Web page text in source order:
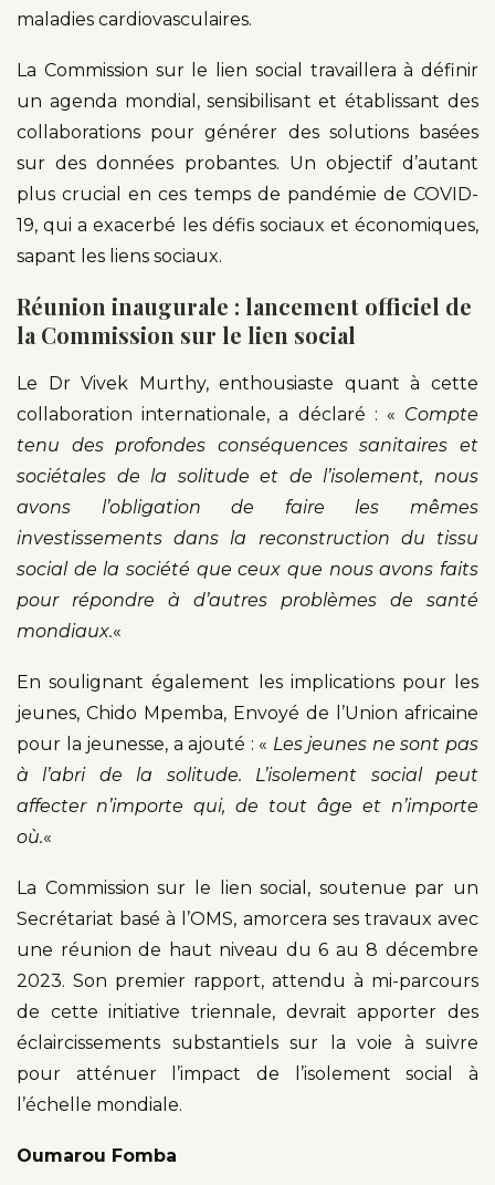
maladies cardiovasculaires.
La Commission sur le lien social travaillera à définir
un agenda mondial, sensibilisant et établissant des
collaborations pour générer des solutions basées
sur des données probantes. Un objectif d’autant
plus crucial en ces temps de pandémie de COVID-
19, qui a exacerbé les défis sociaux et économiques,
sapant les liens sociaux.
Réunion inaugurale : lancement officiel de
la Commission sur le lien social
Le Dr Vivek Murthy, enthousiaste quant à cette
collaboration internationale, a déclaré : « Compte
tenu des profondes conséquences sanitaires et
sociétales de la solitude et de l’isolement, nous
avons l’obligation de faire les mêmes
investissements dans la reconstruction du tissu
social de la société que ceux que nous avons faits
pour répondre à d’autres problèmes de santé
mondiaux.«
En soulignant également les implications pour les
jeunes, Chido Mpemba, Envoyé de l’Union africaine
pour la jeunesse, a ajouté : « Les jeunes ne sont pas
à l’abri de la solitude. L’isolement social peut
affecter n’importe qui, de tout âge et n’importe
où.«
La Commission sur le lien social, soutenue par un
Secrétariat basé à l’OMS, amorcera ses travaux avec
une réunion de haut niveau du 6 au 8 décembre
2023. Son premier rapport, attendu à mi-parcours
de cette initiative triennale, devrait apporter des
éclaircissements substantiels sur la voie à suivre
pour atténuer l’impact de l’isolement social à
l’échelle mondiale.
Oumarou Fomba